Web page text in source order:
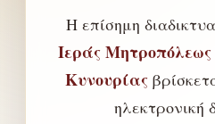
Η επίσημη
Ιεράς
Κυνουρίας
ηλεκτρονική